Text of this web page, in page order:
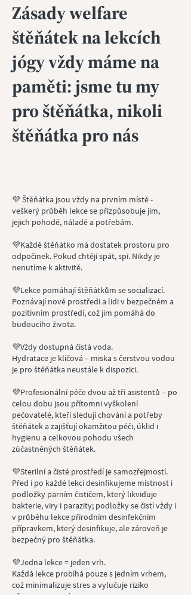
Zásady welfare
štěňátek na lekcích
jógy vždy máme na
paměti: jsme tu my
pro štěňátka, nikoli
štěňátka pro nás
💜 Štěňátka jsou vždy na prvním místě -
veškerý průběh lekce se přizpůsobuje jim,
jejich pohodě, náladě a potřebám.
💜Každé štěňátko má dostatek prostoru pro
odpočinek. Pokud chtějí spát, spí. Nikdy je
nenutíme k aktivitě.
💜Lekce pomáhají štěňátkům se socializací.
Poznávají nové prostředí a lidi v bezpečném a
pozitivním prostředí, což jim pomáhá do
budoucího života.
💜Vždy dostupná čistá voda.
Hydratace je klíčová – miska s čerstvou vodou
je pro štěňátka neustále k dispozici.
💜Profesionální péče dvou až tří asistentů – po
celou dobu jsou přítomni vyškolení
pečovatelé, kteří sledují chování a potřeby
štěňátek a zajišťují okamžitou péči, úklid i
hygienu a celkovou pohodu všech
zúčastněných štěňátek.
💜Sterilní a čisté prostředí je samozřejmostí.
Před i po každé lekci desinfikujeme místnost i
podložky parním čističem, který likviduje
bakterie, viry i parazity; podložky se čistí vždy i
v průběhu lekce přírodním desinfekčním
přípravkem, který desinfikuje, ale zároveň je
bezpečný pro štěňátka.
💜Jedna lekce = jeden vrh.
Každá lekce probíhá pouze s jedním vrhem,
což minimalizuje stres a vylučuje riziko